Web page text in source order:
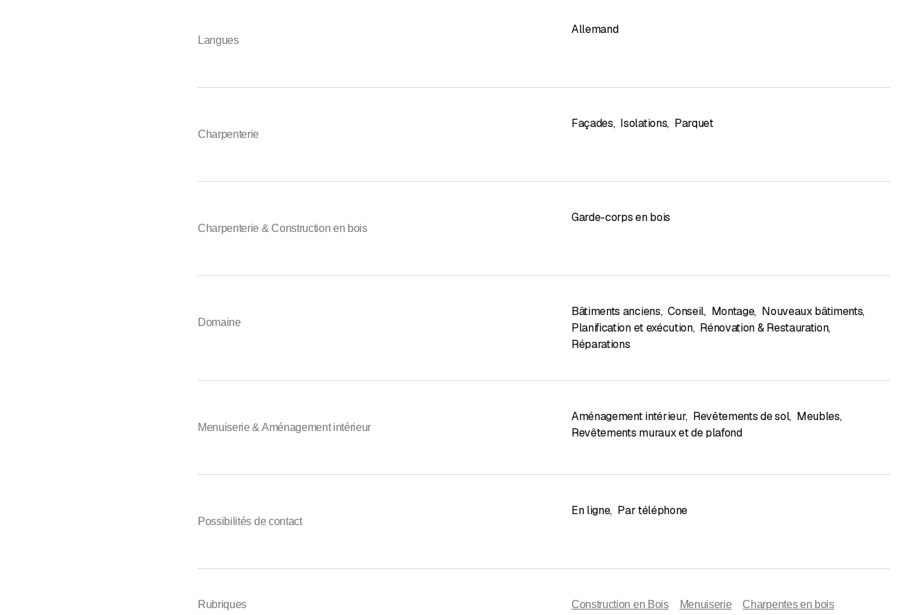
Langues
Allemand
Charpenterie
Façades, Isolations, Parquet
Charpenterie & Construction en bois
Garde-corps en bois
Domaine
Bâtiments anciens, Conseil, Montage, Nouveaux bâtiments,
Planification et exécution, Rénovation & Restauration,
Réparations
Menuiserie & Aménagement intérieur
Aménagement intérieur, Revêtements de sol, Meubles,
Revêtements muraux et de plafond
Possibilités de contact
En ligne, Par téléphone
Rubriques Construction en Bois Menuiserie Charpentes en bois